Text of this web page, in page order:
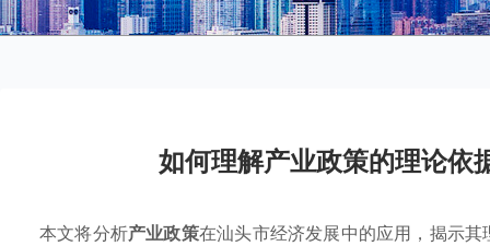
如何理解产业政策的理论依
本文将分析产业政策在汕头市经济发展中的应用，揭示